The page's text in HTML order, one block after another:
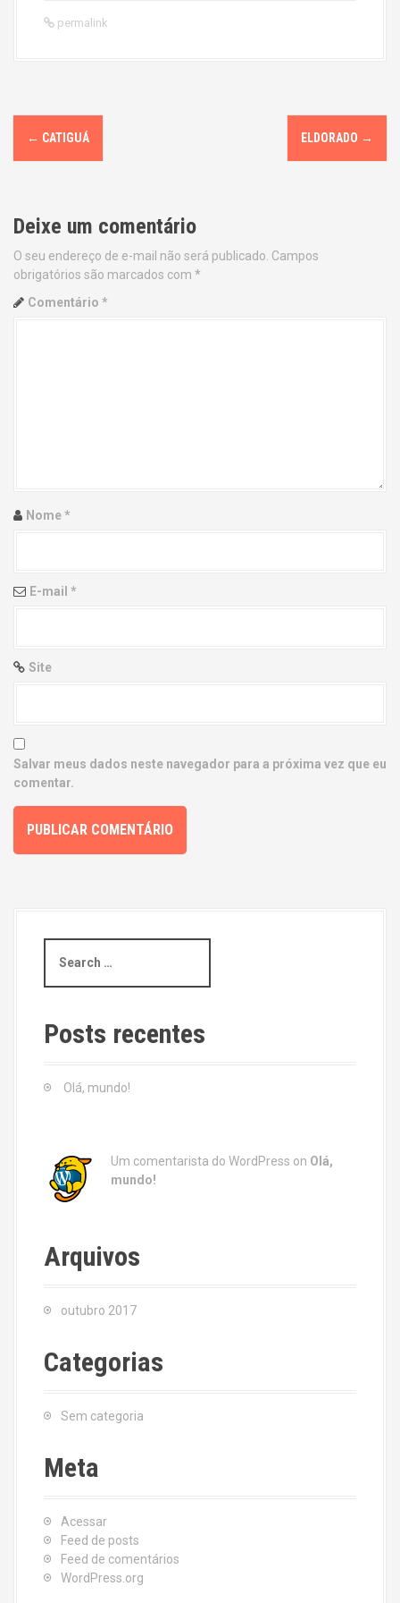
permalink
P
o
t
n
a
i
n
← CATIGUÁ ELDORADO →
Deixe um comentário
O seu endereço de e-mail não será publicado. Campos
obrigatórios são marcados com *
Comentário *
Nome*
E-mail *
Site
Salvar meus dados neste navegador para a próxima vez que eu
comentar.
a
c
h
Posts recentes
Olá, mundo!
Um comentarista do WordPress on Olá,
mundo!
Arquivos
outubro 2017
Categorias
Sem categoria
Meta
Acessar
Feed de posts
Feed de comentários
WordPress.org